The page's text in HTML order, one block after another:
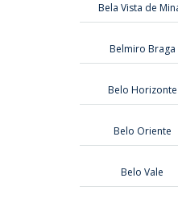
Bela Vista de
Belmiro Braga
Belo Horizonte
Belo Oriente
Belo Vale